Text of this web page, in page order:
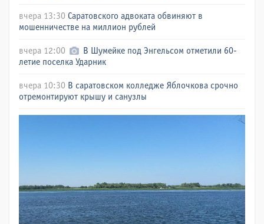
вчера 13:30 Саратовского адвоката обвиняют в
мошенничестве на миллион рублей
вчера 12:00
В Шумейке под Энгельсом отметили 60-
летие поселка Ударник
вчера 10:30 В саратовском колледже Яблочкова срочно
отремонтируют крышу и санузлы